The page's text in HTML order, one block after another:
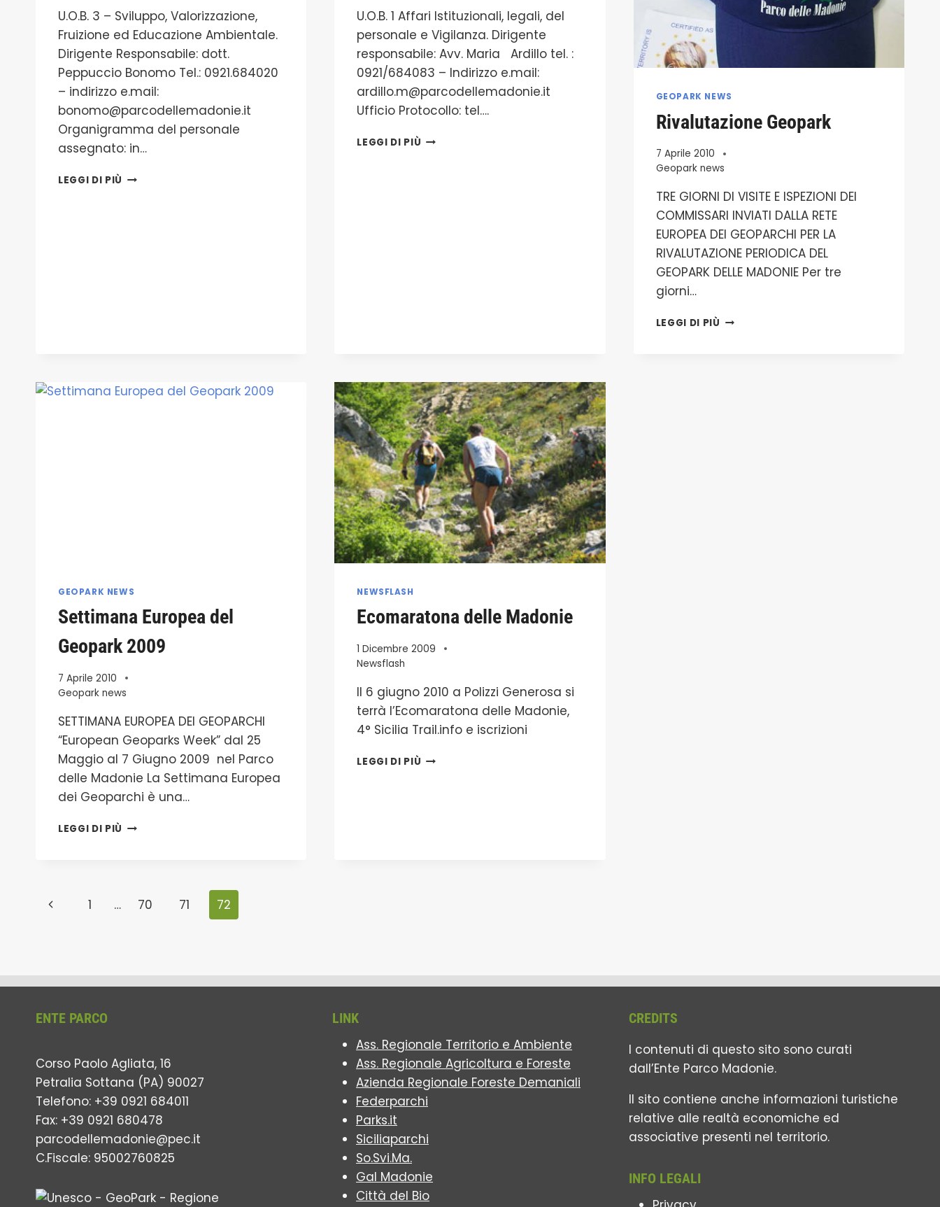
U.O.B. 3 – Sviluppo, Valorizzazione,
Fruizione ed Educazione Ambientale.
Dirigente Responsabile: dott.
Peppuccio Bonomo Tel.: 0921.684020
– indirizzo e.mail:
bonomo@parcodellemadonie.it
Organigramma del personale
assegnato: in…
LEGGI DI PIÙ U.O.B.
U.O.B. 1 Affari Istituzionali, legali, del
personale e Vigilanza. Dirigente
responsabile: Avv. Maria Ardillo tel. :
0921/684083 – Indirizzo e.mail:
ardillo.m@parcodellemadonie.it
Ufficio Protocollo: tel….
LEGGI DI PIÙ U.O.B.
GEOPARK NEWS
Rivalutazione Geopark
7 Aprile 2010
Geopark news
TRE GIORNI DI VISITE E ISPEZIONI DEI
COMMISSARI INVIATI DALLA RETE
EUROPEA DEI GEOPARCHI PER LA
RIVALUTAZIONE PERIODICA DEL
GEOPARK DELLE MADONIE Per tre
giorni…
LEGGI DI PIÙ RIVALUTAZIONE
GEOPARK NEWS
Settimana Europea del
Geopark 2009
7 Aprile 2010
Geopark news
SETTIMANA EUROPEA DEI GEOPARCHI
“European Geoparks Week” dal 25
Maggio al 7 Giugno 2009 nel Parco
delle Madonie La Settimana Europea
dei Geoparchi è una…
LEGGI DI PIÙ SETTIMANA
NEWSFLASH
Ecomaratona delle Madonie
1 Dicembre 2009
Newsflash
Il 6 giugno 2010 a Polizzi Generosa si
terrà l’Ecomaratona delle Madonie,
4° Sicilia Trail.info e iscrizioni
LEGGI DI PIÙ ECOMARATONA
Navigazione
Pagina 1 … 70 71 72
ENTE PARCO
Corso Paolo Agliata, 16
Petralia Sottana (PA) 90027
Telefono: +39 0921 684011
Fax: +39 0921 680478
parcodellemadonie@pec.it
C.Fiscale: 95002760825
LINK
Ass. Regionale Territorio e Ambiente
Ass. Regionale Agricoltura e Foreste
Azienda Regionale Foreste Demaniali
Federparchi
Parks.it
Siciliaparchi
So.Svi.Ma.
Gal Madonie
Città del Bio
CREDITS
I contenuti di questo sito sono curati
dall’Ente Parco Madonie.
Il sito contiene anche informazioni turistiche
relative alle realtà economiche ed
associative presenti nel territorio.
INFO LEGALI